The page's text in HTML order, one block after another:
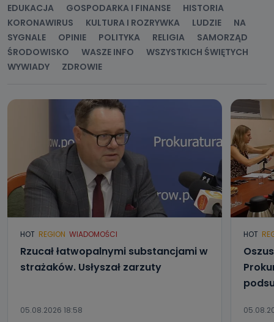
EDUKACJA
GOSPODARKA I FINANSE
HISTORIA
KORONAWIRUS
KULTURA I ROZRYWKA LUDZIE
NA
SYGNALE
OPINIE POLITYKA RELIGIA
SAMORZĄD
ŚRODOWISKO
WASZE INFO
WSZYSTKICH ŚWIĘTYCH
WYWIADY
ZDROWIE
HOT REGION WIADOMOŚCI
Rzucał łatwopalnymi substancjami w
strażaków. Usłyszał zarzuty
05.08.2026 18:58
HOT